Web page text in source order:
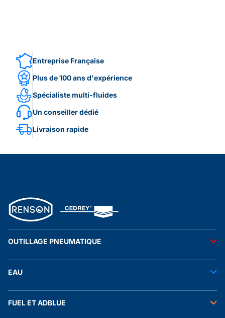
Entreprise Française
Plus de 100 ans d'expérience
Spécialiste multi-fluides
Un conseiller dédié
Livraison rapide
OUTILLAGE PNEUMATIQUE
Accessoires pneumatiques
EAU
Tuyaux
FUEL ET ADBLUE